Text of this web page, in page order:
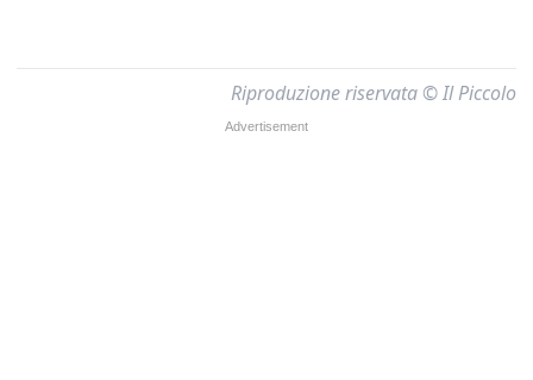
Riproduzione riservata © Il Piccolo